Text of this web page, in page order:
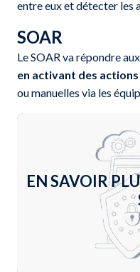
entre eux et détecter les
SOAR
Le SOAR va répondre
en activant des
ou manuelles via les
EN SAVOIR
En